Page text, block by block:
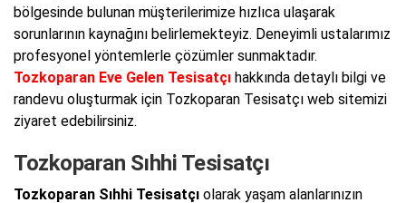
bölgesinde bulunan müşterilerimize hızlıca ulaşarak
sorunlarının kaynağını belirlemekteyiz. Deneyimli ustalarımız
profesyonel yöntemlerle çözümler sunmaktadır.
Tozkoparan Eve Gelen Tesisatçı hakkında detaylı bilgi ve
randevu oluşturmak için Tozkoparan Tesisatçı web sitemizi
ziyaret edebilirsiniz.
Tozkoparan Sıhhi Tesisatçı
Tozkoparan Sıhhi Tesisatçı olarak yaşam alanlarınızın